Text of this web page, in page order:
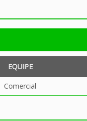
EQUIPE
Comercial